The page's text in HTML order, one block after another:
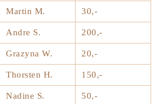
Martin M. 30,-
Andre S. 200,-
Grazyna W. 20,-
Thorsten H. 150,-
Nadine S. 50,-